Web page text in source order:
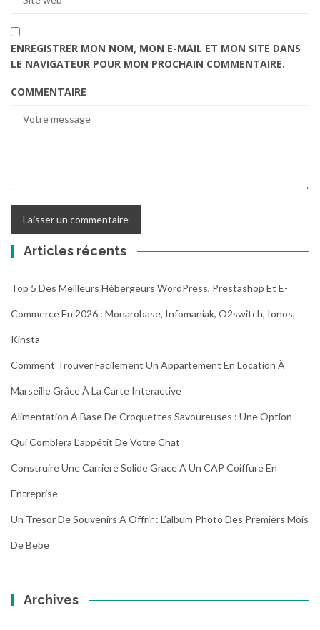
ENREGISTRER MON NOM, MON E-MAIL ET MON SITE DANS
LE NAVIGATEUR POUR MON PROCHAIN COMMENTAIRE.
COMMENTAIRE
Articles récents
Top 5 Des Meilleurs Hébergeurs WordPress, Prestashop Et E-
Commerce En 2026 : Monarobase, Infomaniak, O2switch, Ionos,
Kinsta
Comment Trouver Facilement Un Appartement En Location À
Marseille Grâce À La Carte Interactive
Alimentation À Base De Croquettes Savoureuses : Une Option
Qui Comblera L’appétit De Votre Chat
Construire Une Carriere Solide Grace A Un CAP Coiffure En
Entreprise
Un Tresor De Souvenirs A Offrir : L’album Photo Des Premiers Mois
De Bebe
Archives